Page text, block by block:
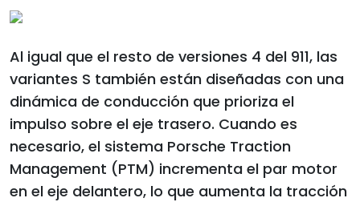
Al igual que el resto de versiones 4 del 911, las
variantes S también están diseñadas con una
dinámica de conducción que prioriza el
impulso sobre el eje trasero. Cuando es
necesario, el sistema Porsche Traction
Management (PTM) incrementa el par motor
en el eje delantero, lo que aumenta la tracción